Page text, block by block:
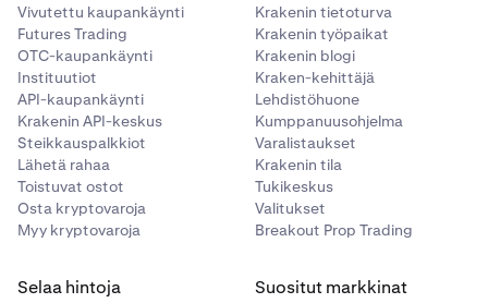
Vivutettu kaupankäynti
Futures Trading
OTC-kaupankäynti
Instituutiot
API-kaupankäynti
Krakenin API-keskus
Steikkauspalkkiot
Lähetä rahaa
Toistuvat ostot
Osta kryptovaroja
Myy kryptovaroja
Krakenin tietoturva
Krakenin työpaikat
Krakenin blogi
Kraken-kehittäjä
Lehdistöhuone
Kumppanuusohjelma
Varalistaukset
Krakenin tila
Tukikeskus
Valitukset
Breakout Prop Trading
Selaa hintoja Suositut markkinat